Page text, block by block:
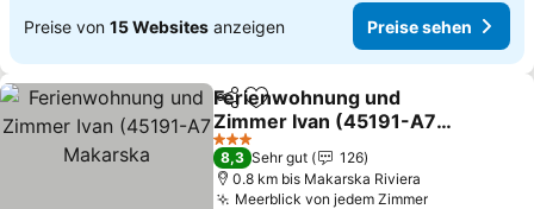
Preise von 15 Websites anzeigen Preise sehen
TeilenZu Favoriten hinzufügen
Ferienwohnung und
Zimmer Ivan (45191-A7
Makarska
3 Sterne
8,3 Sehr gut
126
0.8 km bis Makarska Riviera
Meerblick von jedem Zimmer